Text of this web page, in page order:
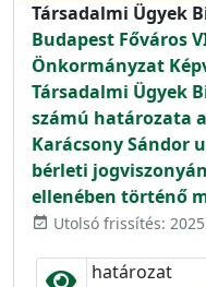
Társadalmi Ügyek
Budapest Főváros
Önkormányzat
Társadalmi Ügyek
számú határozata
Karácsony Sándor
bérleti
ellenében történő
event_available Utolsó frissítés:
határozat